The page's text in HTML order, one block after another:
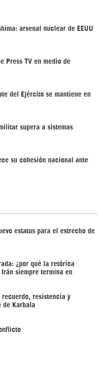
arsenal nuclear de EEUU
Press TV en medio de
del Ejército se mantiene en
supera a sistemas
su cohesión nacional ante
estatus para el estrecho de
¿por qué la retórica
Irán siempre termina en
recuerdo, resistencia y
de Karbala